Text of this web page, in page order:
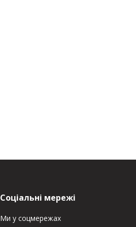
Соціальні мережі
Ми у соцмережах